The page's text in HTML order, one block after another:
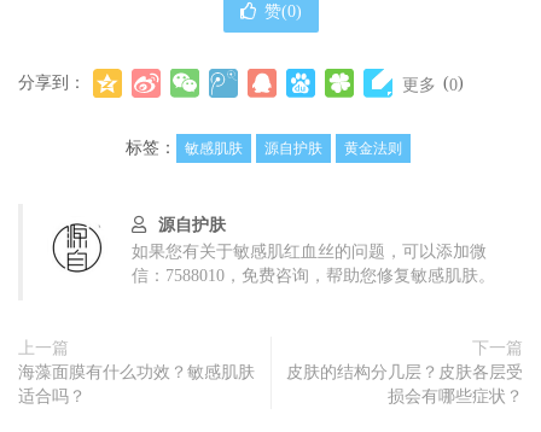
赞(0)
分享到： 更多 (0)
标签： 敏感肌肤 源自护肤 黄金法则
源自护肤
如果您有关于敏感肌红血丝的问题，可以添加微
信：7588010，免费咨询，帮助您修复敏感肌肤。
上一篇
海藻面膜有什么功效？敏感肌肤
适合吗？
下一篇
皮肤的结构分几层？皮肤各层受
损会有哪些症状？